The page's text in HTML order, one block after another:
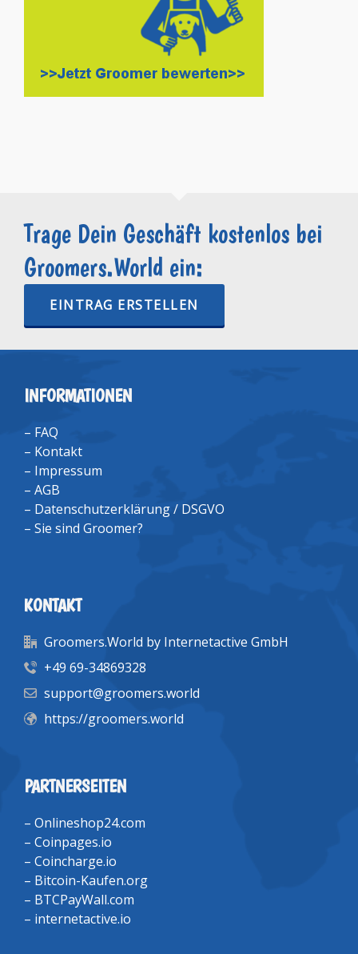
Trage Dein Geschäft kostenlos bei
Groomers.World ein:
EINTRAG ERSTELLEN
INFORMATIONEN
– FAQ
– Kontakt
– Impressum
– AGB
– Datenschutzerklärung / DSGVO
– Sie sind Groomer?
KONTAKT
Groomers.World by Internetactive GmbH
+49 69-34869328
support@groomers.world
https://groomers.world
PARTNERSEITEN
– Onlineshop24.com
– Coinpages.io
– Coincharge.io
– Bitcoin-Kaufen.org
– BTCPayWall.com
– internetactive.io